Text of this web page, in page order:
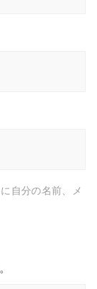
自分の名前、メ